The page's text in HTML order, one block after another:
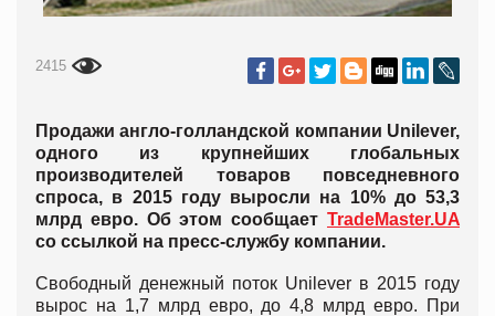
2415
Продажи англо-голландской компании Unilever,
одного из крупнейших глобальных
производителей товаров повседневного
спроса, в 2015 году выросли на 10% до 53,3
млрд евро. Об этом сообщает TradeMaster.UA
со ссылкой на пресс-службу компании.
Свободный денежный поток Unilever в 2015 году
вырос на 1,7 млрд евро, до 4,8 млрд евро. При